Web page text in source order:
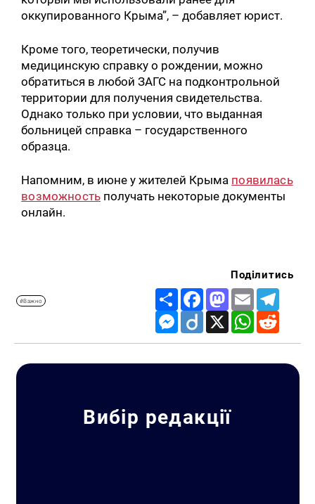
оккупированного Крыма”, – добавляет юрист.
Кроме того, теоретически, получив
медицинскую справку о рождении, можно
обратиться в любой ЗАГС на подконтрольной
территории для получения свидетельства.
Однако только при условии, что выданная
больницей справка – государственного
образца.
Напомним, в июне у жителей Крыма появилась
возможность получать некоторые документы
онлайн.
#Важно
Поділитись
Share FacebookMastodon
Email
Messenger
Diigo X WhatsApp
Вибір редакції